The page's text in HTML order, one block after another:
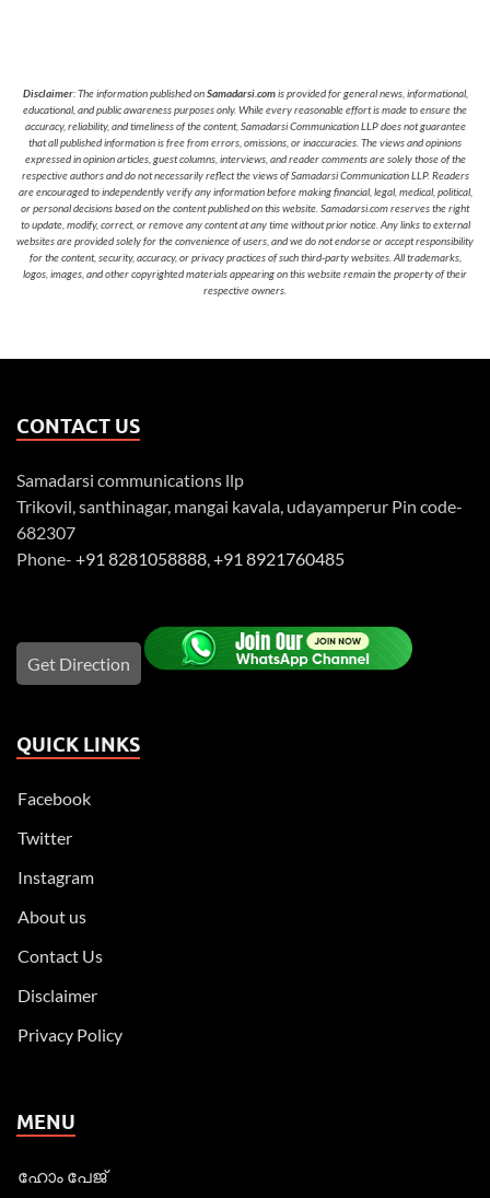
Disclaimer: The information published onSamadarsi.comis provided for general news, informational,
educational, and public awareness purposes only. While every reasonable effort is made to ensure the
accuracy, reliability, and timeliness of the content, Samadarsi Communication LLP does not guarantee
that all published information is free from errors, omissions, or inaccuracies. The views and opinions
expressed in opinion articles, guest columns, interviews, and reader comments are solely those of the
respective authors and do not necessarily reflect the views of Samadarsi Communication LLP. Readers
are encouraged to independently verify any information before making financial, legal, medical, political,
or personal decisions based on the content published on this website. Samadarsi.com reserves the right
to update, modify, correct, or remove any content at any time without prior notice. Any links to external
websites are provided solely for the convenience of users, and we do not endorse or accept responsibility
for the content, security, accuracy, or privacy practices of such third-party websites. All trademarks,
logos, images, and other copyrighted materials appearing on this website remain the property of their
respective owners.
CONTACT US
Samadarsi communications llp
Trikovil, santhinagar, mangai kavala, udayamperur Pin code-
682307
Phone- +91 8281058888 +91 8921760485
Get Direction
QUICK LINKS
Facebook
Twitter
Instagram
About us
Contact Us
Disclaimer
Privacy Policy
MENU
ഹോം പേജ്